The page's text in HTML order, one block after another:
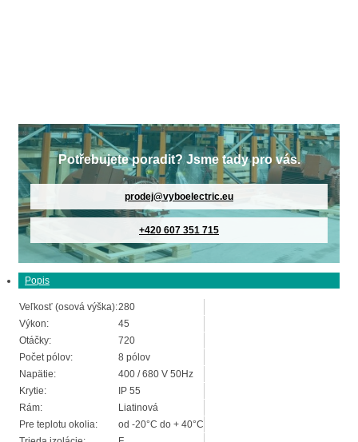
Potřebujete poradit? Jsme tady pro vás.
prodej@vyboelectric.eu
+420 607 351 715
Popis
Veľkosť (osová výška):280
Výkon:
45
Otáčky:
720
Počet pólov:
8 pólov
Napätie:
400 / 680 V 50Hz
Krytie:
IP 55
Rám:
Liatinová
Pre teplotu okolia:
od -20°C do + 40°C